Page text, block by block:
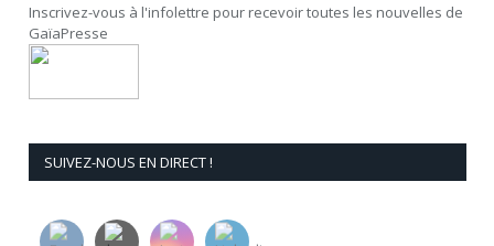
Inscrivez-vous à l'infolettre pour recevoir toutes les nouvelles de
GaïaPresse
SUIVEZ-NOUS EN DIRECT !